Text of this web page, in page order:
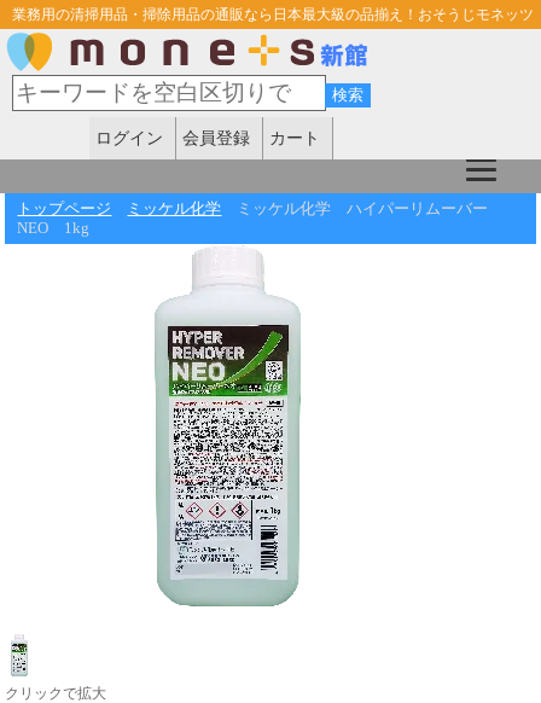
業務用の清掃用品・掃除用品の通販なら日本最大級の品揃え！おそうじモネッツ
ログイン 会員登録 カート
トップページ ミッケル化学
ミッケル化学 ハイパーリムーバー
NEO 1kg
クリックで拡大